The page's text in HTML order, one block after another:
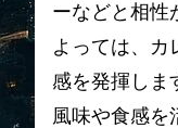
ーなどと相性
よっては、カ
感を発揮しま
風味や食感を